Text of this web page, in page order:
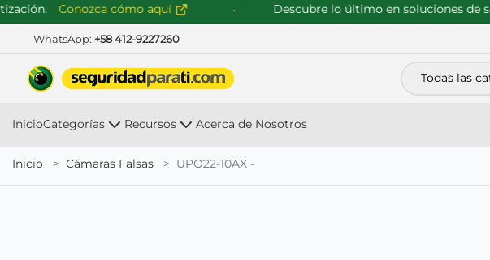
Conozca cómo aquí Descubre lo último en soluciones de
WhatsApp: +58 412-9227260
Todas las
InicioCategorías Recursos Acerca de Nosotros
Inicio Cámaras Falsas UPO22-10AX -